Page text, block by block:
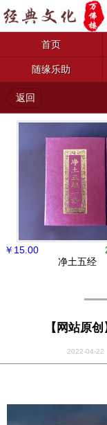
首页
随缘乐助
返回
￥ 15.00
净土五经
【网站原
2022-04-